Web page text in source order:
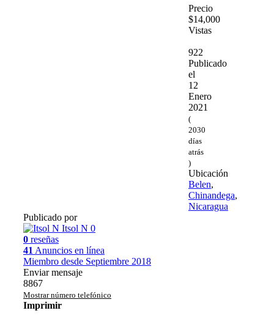
Precio
$14,000
Vistas
922
Publicado
el
12
Enero
2021
(
2030
días
atrás
)
Ubicación
Belen,
Chinandega,
Nicaragua
Publicado por
Itsol N 0
0 reseñas
41 Anuncios en línea
Miembro desde Septiembre 2018
Enviar mensaje
8867
Mostrar número telefónico
Imprimir